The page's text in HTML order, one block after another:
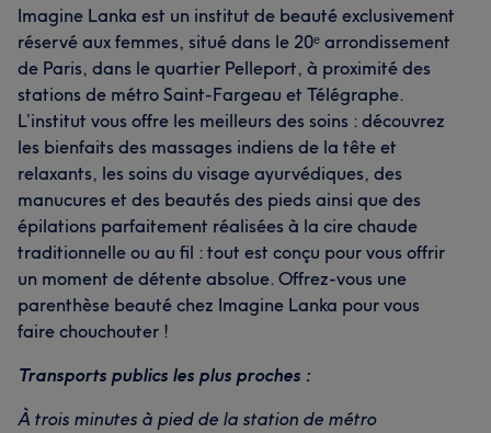
Professionnel/le 26 Agréable 25
Imagine Lanka est un institut de beauté exclusivement
réservé aux femmes, situé dans le 20ᵉ arrondissement
de Paris, dans le quartier Pelleport, à proximité des
stations de métro Saint-Fargeau et Télégraphe.
L’institut vous offre les meilleurs des soins : découvrez
les bienfaits des massages indiens de la tête et
relaxants, les soins du visage ayurvédiques, des
manucures et des beautés des pieds ainsi que des
épilations parfaitement réalisées à la cire chaude
traditionnelle ou au fil : tout est conçu pour vous offrir
un moment de détente absolue. Offrez-vous une
parenthèse beauté chez Imagine Lanka pour vous
faire chouchouter !
Transports publics les plus proches :
À trois minutes à pied de la station de métro